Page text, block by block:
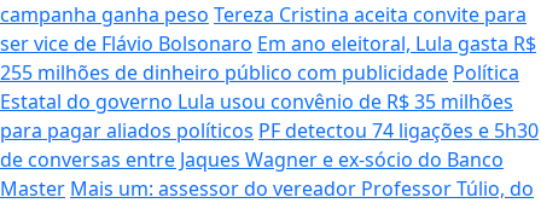
campanha ganha peso Tereza Cristina aceita convite para
ser vice de Flávio Bolsonaro Em ano eleitoral, Lula gasta R$
255 milhões de dinheiro público com publicidade Política
Estatal do governo Lula usou convênio de R$ 35 milhões
para pagar aliados políticos PF detectou 74 ligações e 5h30
de conversas entre Jaques Wagner e ex-sócio do Banco
Master Mais um: assessor do vereador Professor Túlio, do